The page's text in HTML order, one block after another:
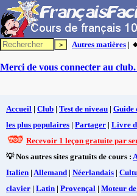
Autres matières |
Merci de vous connecter au club.
Accueil | Club | Test de niveau | Guide
les plus populaires | Partager | Livre
Recevoir 1 leçon gratuite par
💡 Nos autres sites gratuits de cours :
Italien | Allemand | Néerlandais |
clavier | Latin | Provençal | Moteur